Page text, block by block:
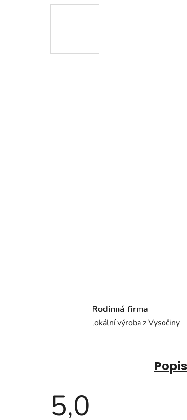
Rodinná firma
lokální výroba z Vysočiny
Popis
5,0